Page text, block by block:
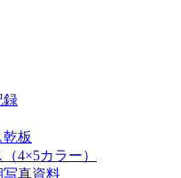
録
板
4×5カラー）
写真資料